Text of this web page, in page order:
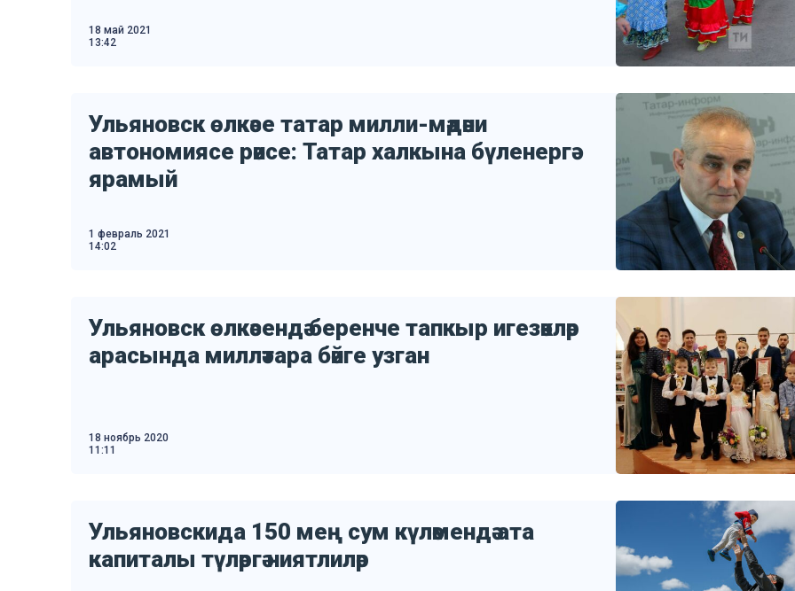
18 май 2021
13:42
Ульяновск өлкәсе татар милли-мәдәни
автономиясе рәисе: Татар халкына бүленергә
ярамый
1 февраль 2021
14:02
Ульяновск өлкәсендә беренче тапкыр игезәкләр
арасында милләтара бәйге узган
18 ноябрь 2020
11:11
Ульяновскида 150 мең сум күләмендә ата
капиталы түләргә ниятлиләр